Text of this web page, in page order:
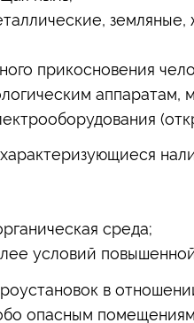
земляные,
прикосновения
аппаратам,
среда;
условий
в
опасным